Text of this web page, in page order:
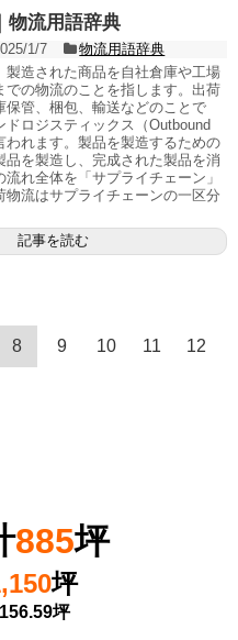
物流用語辞典
1/7
物流用語辞典
製造された商品を自社倉庫や工場
での物流のことを指します。出荷
保管、梱包、輸送などのことで
ドロジスティックス（Outbound
われます。製品を製造するための
品を製造し、完成された製品を消
れ全体を「サプライチェーン」
物流はサプライチェーンの一区分
記事を読む
8 9 10 11 12
885坪
坪
坪